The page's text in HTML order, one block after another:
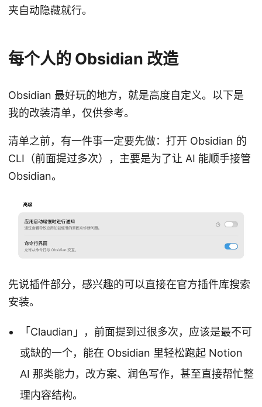
夹自动隐藏就行。
每个人的 Obsidian 改造
Obsidian 最好玩的地方，就是高度自定义。以下是
我的改装清单，仅供参考。
清单之前，有一件事一定要先做：打开 Obsidian 的
CLI（前面提过多次），主要是为了让 AI 能顺手接管
Obsidian。
先说插件部分，感兴趣的可以直接在官方插件库搜索
安装。
「Claudian」，前面提到过很多次，应该是最不可
或缺的一个，能在 Obsidian 里轻松跑起 Notion
AI 那类能力，改方案、润色写作，甚至直接帮忙整
理内容结构。